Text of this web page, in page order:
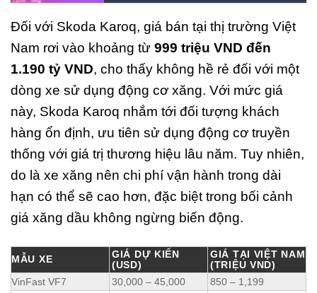
Đối với Skoda Karoq, giá bán tại thị trường Việt
Nam rơi vào khoảng từ 999 triệu VND đến
1.190 tỷ VND, cho thấy không hề rẻ đối với một
dòng xe sử dụng động cơ xăng. Với mức giá
này, Skoda Karoq nhắm tới đối tượng khách
hàng ổn định, ưu tiên sử dụng động cơ truyền
thống với giá trị thương hiệu lâu năm. Tuy nhiên,
do là xe xăng nên chi phí vận hành trong dài
hạn có thể sẽ cao hơn, đặc biệt trong bối cảnh
giá xăng dầu không ngừng biến động.
MẪU XE
GIÁ DỰ KIẾN
(USD)
GIÁ TẠI VIỆT NAM
(TRIỆU VND)
VinFast VF7
30,000 – 45,000
850 – 1,199